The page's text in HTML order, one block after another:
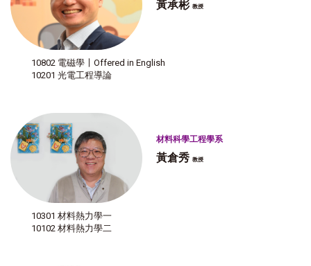
黃承彬 教授
10802 電磁學〡Offered in English
10201 光電工程導論
材料科學工程學系
黃倉秀 教授
10301 材料熱力學一
10102 材料熱力學二